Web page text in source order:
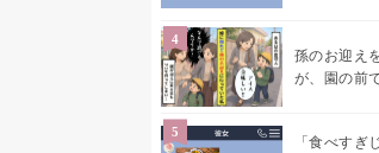
孫のお迎え
が、園の前
「食べすぎ